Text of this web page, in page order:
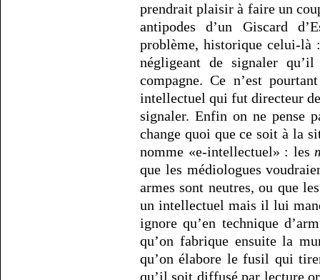
prendrait plaisir à faire un
antipodes d’un Giscard
problème, historique celui-là
négligeant de signaler
compagne. Ce n’est
intellectuel qui fut directeur
signaler. Enfin on ne pense
change quoi que ce soit à la
nomme «e-intellectuel» : les
que les médiologues
armes sont neutres, ou que
un intellectuel mais il lui
ignore qu’en technique
qu’on fabrique ensuite la
qu’on élabore le fusil qui
qu’il soit diffusé par lecture